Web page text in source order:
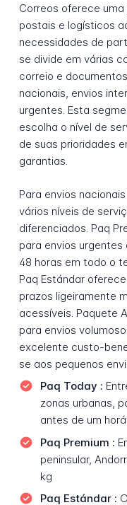
Correos oferece
postais e logísticos
necessidades de
se divide em várias
correio e
nacionais, envios
urgentes. Esta
escolha o nível de
de suas prioridades
garantias.
Para envios
vários níveis de
diferenciados. Paq
para envios
48 horas em todo o
Paq Estándar
prazos ligeiramente
acessíveis. Paquete
para envios
excelente custo-
se aos pequenos
Paq Today :
zonas urbanas,
antes de um
Paq Premium :
peninsular,
kg
Paq Estándar :